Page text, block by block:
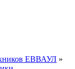
ЕВВАУЛ »